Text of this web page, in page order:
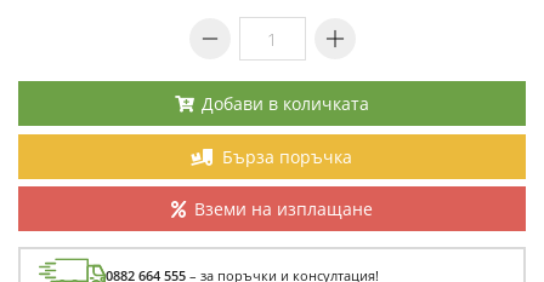
Добави в количката
Бърза поръчка
Вземи на изплащане
0882 664 555 – за поръчки и консултация!